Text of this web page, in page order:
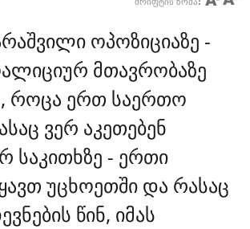
შრიფტის ზომა:
ოპოზიციაზე -
მთავრობაზე
როცა ერთ საერთო
ვერ აკეთებენ
საკითხზე - ერთი
უცხოეთში და რასაც
წინ, იმას